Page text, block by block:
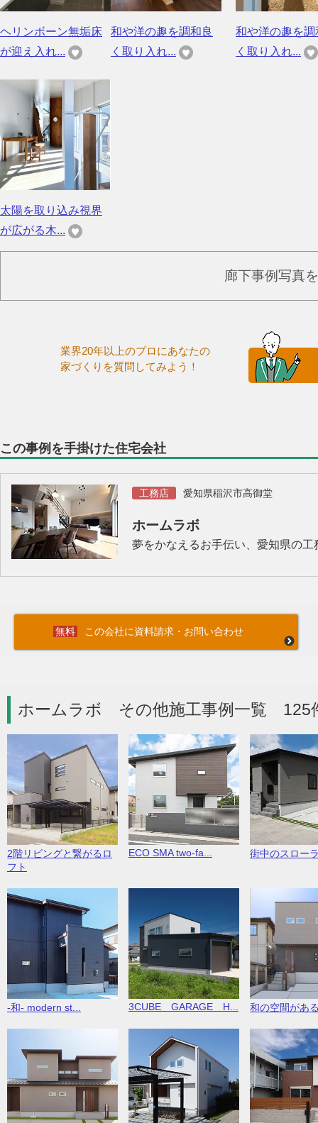
ヘリンボーン無垢床
が迎え入れ...
和や洋の趣を調和良
く取り入れ...
和や洋の趣を調
く取り入れ...
太陽を取り込み視界
が広がる木...
廊下事例写真
業界20年以上のプロにあなたの
家づくりを質問してみよう！
この事例を手掛けた住宅会社
工務店 愛知県稲沢市高御堂
ホームラボ
夢をかなえるお手伝い、愛知県の工
この会社に資料請求・お問い合わせ
ホームラボ その他施工事例一覧 125
2階リビングと繋がるロ
フト
ECO SMA two-fa... 街中のスロー
-和- modern st... 3CUBE GARAGE H... 和の空間があ